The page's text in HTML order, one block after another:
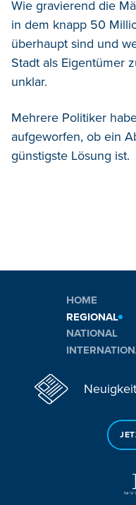
Wie gravierend die
in dem knapp 50
überhaupt sind und
Stadt als Eigentümer
unklar.
Mehrere Politiker
aufgeworfen, ob ein
günstigste Lösung ist.
HOME
REGIONAL
NATIONAL